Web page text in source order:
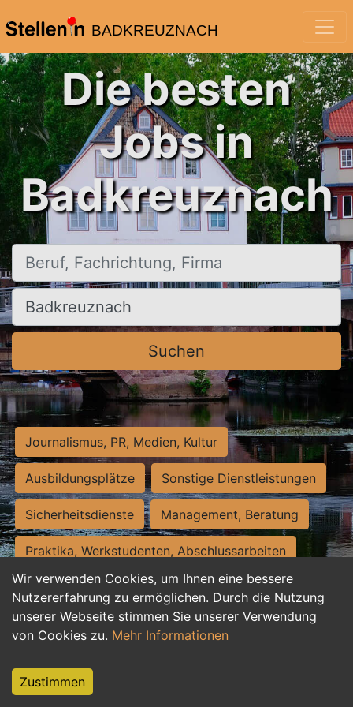
BADKREUZNACH
Wir verwenden Cookies, um Ihnen eine bessere
Nutzererfahrung zu ermöglichen. Durch die Nutzung
unserer Webseite stimmen Sie unserer Verwendung
von Cookies zu. Mehr Informationen
Zustimmen
Die besten
Jobs in
Badkreuznach
Beruf, Fachrichtung, Firma
Ort, Stadt
Suchen
Journalismus, PR, Medien, Kultur
Ausbildungsplätze Sonstige Dienstleistungen
Sicherheitsdienste Management, Beratung
Praktika, Werkstudenten, Abschlussarbeiten
Personalwesen Assistenz, Sekretariat
Hilfskräfte, Aushilfs- und Nebenjobs
Weiterbildung, Studium, duale Ausbildung